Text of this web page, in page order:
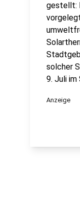
gestellt:
solcher
9. Juli
Anzeige